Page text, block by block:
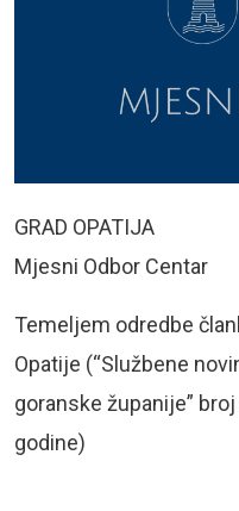
GRAD OPATIJA
Mjesni Odbor Centar
Temeljem odredbe
Opatije (“Službene
goranske županije”
godine)